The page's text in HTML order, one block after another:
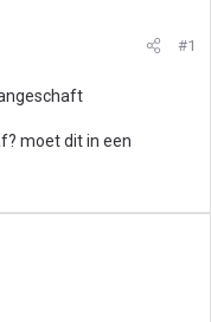
#1
moet dit in een